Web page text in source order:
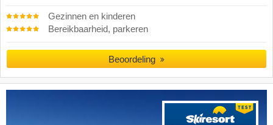
Gezinnen en kinderen
Bereikbaarheid, parkeren
Beoordeling